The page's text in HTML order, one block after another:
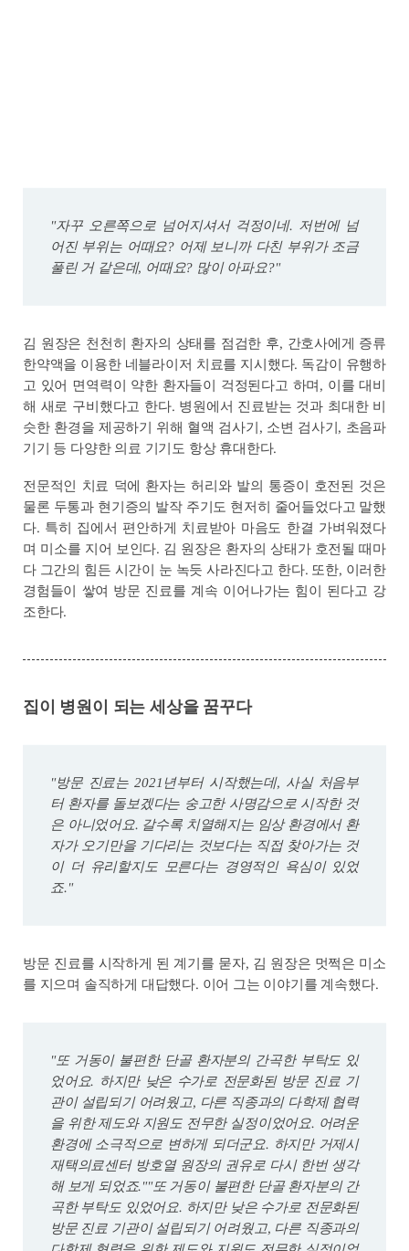
"자꾸 오른쪽으로 넘어지셔서 걱정이네. 저번에 넘
어진 부위는 어때요? 어제 보니까 다친 부위가 조금
풀린 거 같은데, 어때요? 많이 아파요?"
김 원장은 천천히 환자의 상태를 점검한 후, 간호사에게 증류
한약액을 이용한 네블라이저 치료를 지시했다. 독감이 유행하
고 있어 면역력이 약한 환자들이 걱정된다고 하며, 이를 대비
해 새로 구비했다고 한다. 병원에서 진료받는 것과 최대한 비
슷한 환경을 제공하기 위해 혈액 검사기, 소변 검사기, 초음파
기기 등 다양한 의료 기기도 항상 휴대한다.
전문적인 치료 덕에 환자는 허리와 발의 통증이 호전된 것은
물론 두통과 현기증의 발작 주기도 현저히 줄어들었다고 말했
다. 특히 집에서 편안하게 치료받아 마음도 한결 가벼워졌다
며 미소를 지어 보인다. 김 원장은 환자의 상태가 호전될 때마
다 그간의 힘든 시간이 눈 녹듯 사라진다고 한다. 또한, 이러한
경험들이 쌓여 방문 진료를 계속 이어나가는 힘이 된다고 강
조한다.
집이 병원이 되는 세상을 꿈꾸다
"방문 진료는 2021년부터 시작했는데, 사실 처음부
터 환자를 돌보겠다는 숭고한 사명감으로 시작한 것
은 아니었어요. 갈수록 치열해지는 임상 환경에서 환
자가 오기만을 기다리는 것보다는 직접 찾아가는 것
이 더 유리할지도 모른다는 경영적인 욕심이 있었
죠."
방문 진료를 시작하게 된 계기를 묻자, 김 원장은 멋쩍은 미소
를 지으며 솔직하게 대답했다. 이어 그는 이야기를 계속했다.
"또 거동이 불편한 단골 환자분의 간곡한 부탁도 있
었어요. 하지만 낮은 수가로 전문화된 방문 진료 기
관이 설립되기 어려웠고, 다른 직종과의 다학제 협력
을 위한 제도와 지원도 전무한 실정이었어요. 어려운
환경에 소극적으로 변하게 되더군요. 하지만 거제시
재택의료센터 방호열 원장의 권유로 다시 한번 생각
해 보게 되었죠.""또 거동이 불편한 단골 환자분의 간
곡한 부탁도 있었어요. 하지만 낮은 수가로 전문화된
방문 진료 기관이 설립되기 어려웠고, 다른 직종과의